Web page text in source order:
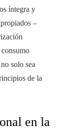
íntegra y
–
solo sea
de la
en la